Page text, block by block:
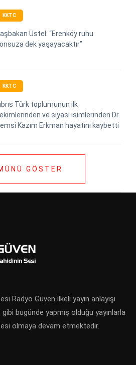
KKTC
Üstel: “Erenköy ruhu
dek yaşayacaktır”
KKTC
Türk toplumunun ilk
ve siyasi isimlerinden Dr.
Kazım Erkman hayatını kaybetti
GÖSTER
Radyo Güven ilkeli yayın anlayışı
bugünde yapmış olduğu yayınlarla
olmaya devam etmektedir.